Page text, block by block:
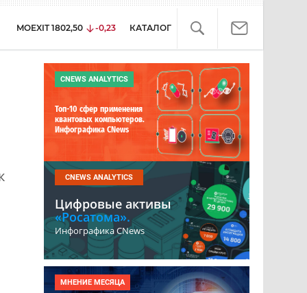
MOEXIT 1802,50 -0,23 КАТАЛОГ
CNEWS ANALYTICS
Топ-10 сфер применения
квантовых компьютеров.
Инфографика CNews
CNEWS ANALYTICS
Цифровые активы
«Росатома».
Инфографика CNews
МНЕНИЕ МЕСЯЦА